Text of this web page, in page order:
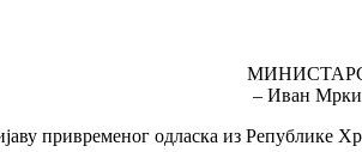
– Иван
привременог одласка из Републике